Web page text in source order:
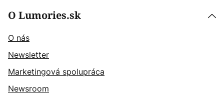
O Lumories.sk
O nás
Newsletter
Marketingová spolupráca
Newsroom